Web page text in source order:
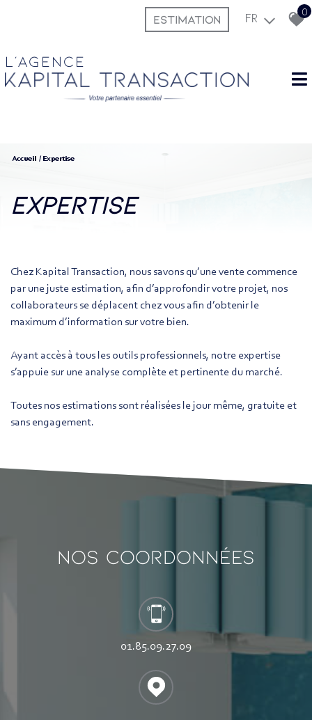
ESTIMATION FR
0
L'agence
Accueil Expertise
expertise
Chez Kapital Transaction, nous savons qu’une vente commence
par une juste estimation, afin d’approfondir votre projet, nos
collaborateurs se déplacent chez vous afin d’obtenir le
maximum d’information sur votre bien.
Ayant accès à tous les outils professionnels, notre expertise
s’appuie sur une analyse complète et pertinente du marché.
Toutes nos estimations sont réalisées le jour même, gratuite et
sans engagement.
Nos coordonnées
01.85.09.27.09